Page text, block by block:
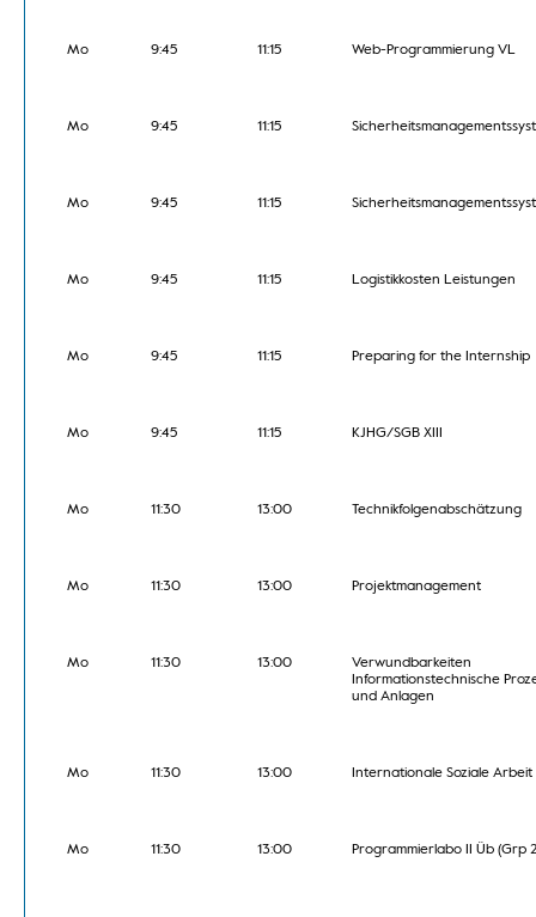
Mo 9:45 11:15 Web-Programmierung VL
Mo 9:45 11:15
Mo 9:45 11:15
Mo 9:45 11:15 Logistikkosten Leistungen
Mo 9:45 11:15 Preparing for the Internship
Mo 9:45 11:15 KJHG/SGB XIII
Mo 11:30 13:00 Technikfolgenabschätzung
Mo 11:30 13:00 Projektmanagement
Mo 11:30 13:00
Verwundbarkeiten
Informationstechnische
und Anlagen
Mo 11:30 13:00 Internationale Soziale Arbeit
Mo 11:30 13:00 Programmierlabo II Üb (Grp